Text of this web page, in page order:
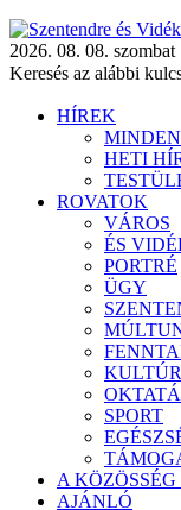
2026. 08. 08. szombat
Keresés az alábbi
HÍREK
HETI
ROVATOK
VÁROS
ÉS
PORTRÉ
ÜGY
SPORT
A
AJÁNLÓ